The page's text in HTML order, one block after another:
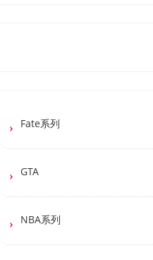
Fate系列
GTA
NBA系列